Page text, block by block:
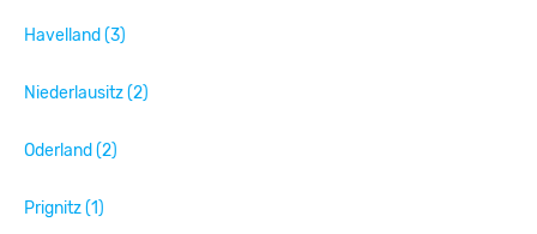
Havelland (3)
Niederlausitz (2)
Oderland (2)
Prignitz (1)